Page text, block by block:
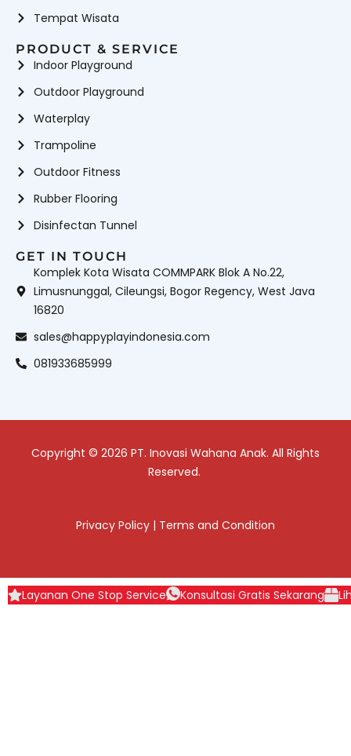
Tempat Wisata
PRODUCT & SERVICE
Indoor Playground
Outdoor Playground
Waterplay
Trampoline
Outdoor Fitness
Rubber Flooring
Disinfectan Tunnel
GET IN TOUCH
Komplek Kota Wisata COMMPARK Blok A No.22,
Limusnunggal, Cileungsi, Bogor Regency, West Java
16820
sales@happyplayindonesia.com
081933685999
Copyright © 2026 PT. Inovasi Wahana Anak. All Rights
Reserved.
Privacy Policy | Terms and Condition
Layanan One Stop Service Konsultasi Gratis Sekarang